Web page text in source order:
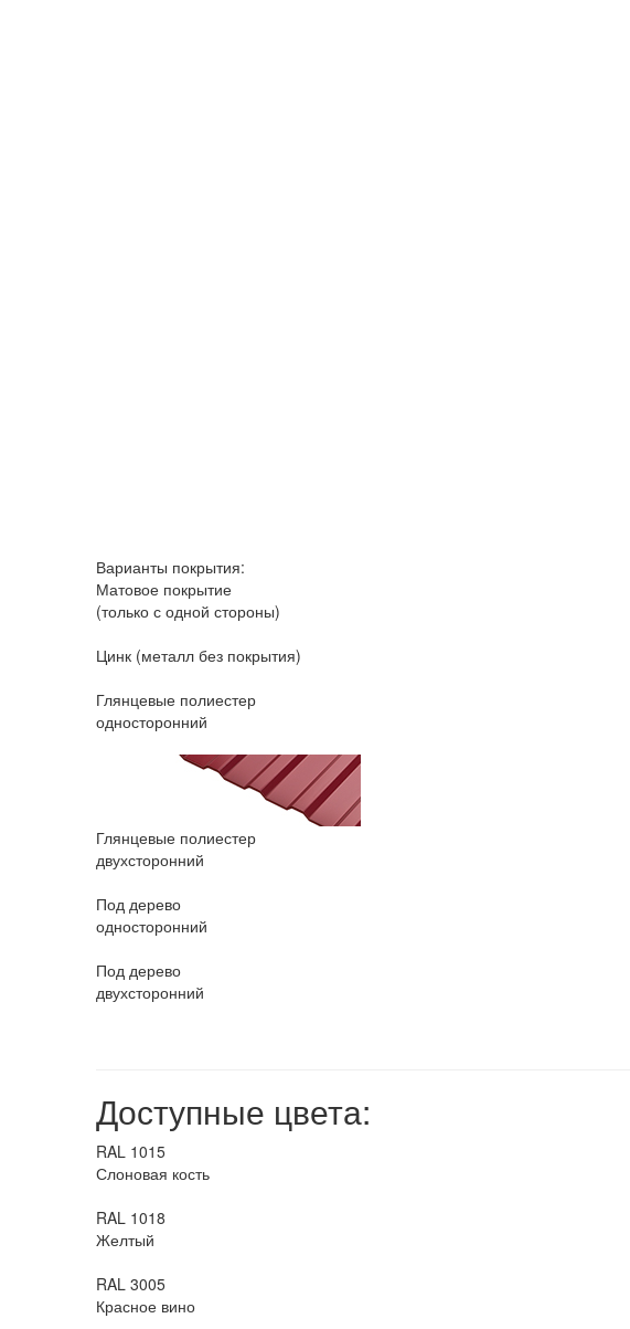
Варианты покрытия:
Матовое покрытие
(только с одной стороны)
Цинк (металл без покрытия)
Глянцевые полиестер
односторонний
Глянцевые полиестер
двухсторонний
Под дерево
односторонний
Под дерево
двухсторонний
Доступные цвета:
RAL 1015
Слоновая кость
RAL 1018
Желтый
RAL 3005
Красное вино